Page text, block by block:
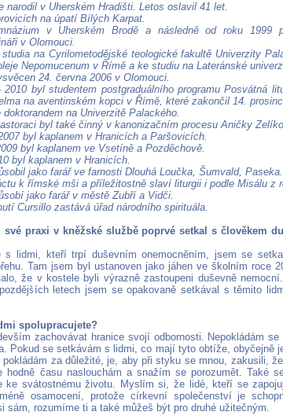
narodil v Uherském Hradišti. Letos oslavil 41 let.
na úpatí Bílých Karpat.
v Uherském Brodě a následně od roku 1999
v Olomouci.
na Cyrilometodějské teologické fakultě Univerzity
Nepomucenum v Římě a ke studiu na Lateránské
24. června 2006 v Olomouci.
byl studentem postgraduálního programu Posvátná
na aventinském kopci v Římě, které zakončil 14.
doktorandem na Univerzitě Palackého.
byl také činný v kanonizačním procesu Aničky
byl kaplanem v Hranicích a Paršovicích.
byl kaplanem ve Vsetíně a Pozděchově.
byl kaplanem v Hranicích.
jako farář ve farnosti Dlouhá Loučka, Šumvald, Paseka.
k římské mši a příležitostně slaví liturgii i podle Misálu z
jako farář v městě Zubří a Vidči.
Cursillo zastává úřad národního spirituála.
své praxi v kněžské službě poprvé setkal s člověkem
s lidmi, kteří trpí duševním onemocněním, jsem se
Tam jsem byl ustanoven jako jáhen ve školním roce
že v kostele byli výrazně zastoupeni duševně
letech jsem se opakovaně setkával s těmito
spolupracujete?
zachovávat hranice svojí odbornosti. Nepokládám
Pokud se setkávám s lidmi, co mají tyto obtíže, obyčejně
pokládám za důležité, je, aby při styku se mnou, zakusili,
hodně času naslouchám a snažím se porozumět. Také
ke svátostnému životu. Myslím si, že lidé, kteří se
osamocení, protože církevní společenství je
sám, rozumíme ti a také můžeš být pro druhé užitečným.